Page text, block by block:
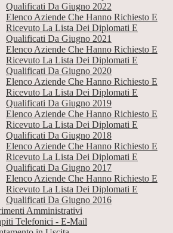
Qualificati Da Giugno 2022
Elenco Aziende Che Hanno Richiesto E
Ricevuto La Lista Dei Diplomati E
Qualificati Da Giugno 2021
Elenco Aziende Che Hanno Richiesto E
Ricevuto La Lista Dei Diplomati E
Qualificati Da Giugno 2020
Elenco Aziende Che Hanno Richiesto E
Ricevuto La Lista Dei Diplomati E
Qualificati Da Giugno 2019
Elenco Aziende Che Hanno Richiesto E
Ricevuto La Lista Dei Diplomati E
Qualificati Da Giugno 2018
Elenco Aziende Che Hanno Richiesto E
Ricevuto La Lista Dei Diplomati E
Qualificati Da Giugno 2017
Elenco Aziende Che Hanno Richiesto E
Ricevuto La Lista Dei Diplomati E
Qualificati Da Giugno 2016
Amministrativi
Telefonici - E-Mail